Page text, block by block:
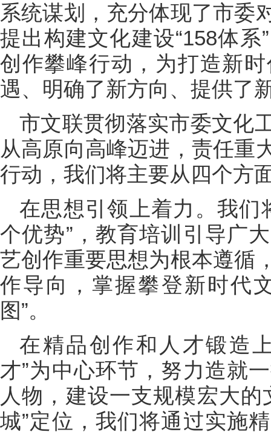
系统谋划，充分体现了市委
提出构建文化建设“158体
创作攀峰行动，为打造新
遇、明确了新方向、提供了
市文联贯彻落实市委文化
从高原向高峰迈进，责任重
行动，我们将主要从四个方
在思想引领上着力。我们
个优势”，教育培训引导广
艺创作重要思想为根本遵循
作导向，掌握攀登新时代
图”。
在精品创作和人才锻造
才”为中心环节，努力造就
人物，建设一支规模宏大
城”定位，我们将通过实施